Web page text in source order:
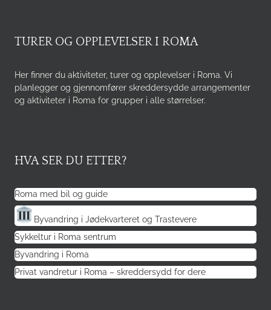
TURER OG OPPLEVELSER I ROMA
Her finner du aktiviteter, turer og opplevelser i Roma. Vi
planlegger og gjennomfører skreddersydde arrangementer
og aktiviteter i Roma for grupper i alle størrelser.
HVA SER DU ETTER?
Roma med bil og guide
Byvandring i Jødekvarteret og Trastevere
Sykkeltur i Roma sentrum
Byvandring i Roma
Privat vandretur i Roma – skreddersydd for dere